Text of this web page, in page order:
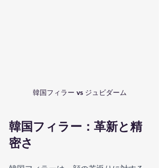
韓国フィラー vs ジュビダーム
韓国フィラー：革新と精
密さ